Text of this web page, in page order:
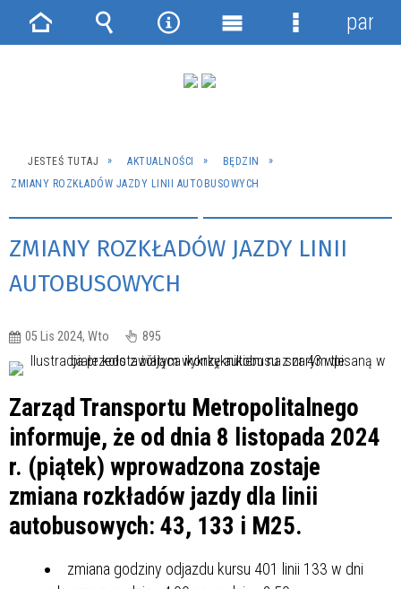
JESTEŚ TUTAJ AKTUALNOŚCI
BĘDZIN
ZMIANY ROZKŁADÓW JAZDY LINII AUTOBUSOWYCH
ZMIANY ROZKŁADÓW JAZDY LINII
AUTOBUSOWYCH
05 Lis 2024, Wto 895
Zarząd Transportu Metropolitalnego
informuje, że od dnia 8 listopada 2024
r. (piątek) wprowadzona zostaje
zmiana rozkładów jazdy dla linii
autobusowych: 43, 133 i M25.
zmiana godziny odjazdu kursu 401 linii 133 w dni
Strona Wyszukiwarka
NarzędziaMenu
Menu
panel